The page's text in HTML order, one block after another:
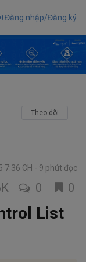
Đăng nhập/Đăng ký
Theo dõi
7:36 CH 9 phút đọc
0 0
List